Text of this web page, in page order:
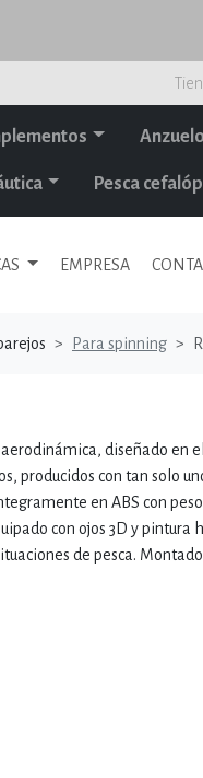
Pesca
EMPRESA
Para spinning
diseñado en
producidos con tan solo
en ABS con
con ojos 3D y
de pesca.